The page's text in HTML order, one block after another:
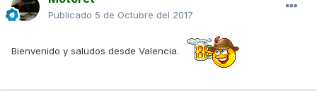
Publicado 5 de Octubre del 2017
Bienvenido y saludos desde Valencia.